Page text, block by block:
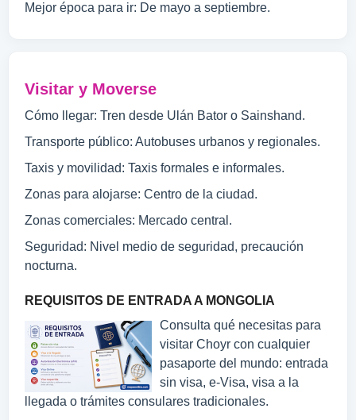
Mejor época para ir: De mayo a septiembre.
Visitar y Moverse
Cómo llegar: Tren desde Ulán Bator o Sainshand.
Transporte público: Autobuses urbanos y regionales.
Taxis y movilidad: Taxis formales e informales.
Zonas para alojarse: Centro de la ciudad.
Zonas comerciales: Mercado central.
Seguridad: Nivel medio de seguridad, precaución
nocturna.
REQUISITOS DE ENTRADA A MONGOLIA
Consulta qué necesitas para
visitar Choyr con cualquier
pasaporte del mundo: entrada
sin visa, e-Visa, visa a la
llegada o trámites consulares tradicionales.